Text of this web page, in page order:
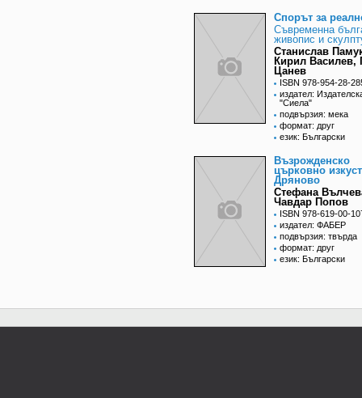
Спорът за
Съвременна
живопис и
Станислав
Кирил Василев,
Цанев
ISBN 978-954-28-
издател:
"Сиела"
подвързия: мека
формат: друг
език: Български
Възрожденско
църковно
Дряново
Стефана
Чавдар Попов
ISBN 978-619-00-
издател: ФАБЕР
подвързия: твърда
формат: друг
език: Български